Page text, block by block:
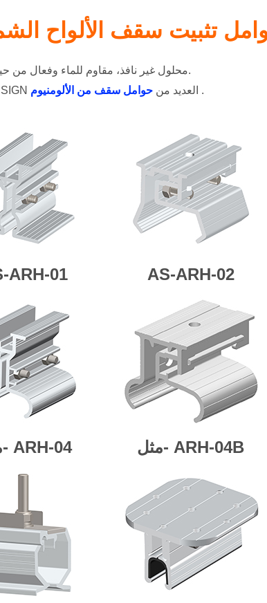
تثبيت سقف الألواح
محلول غير نافذ، مقاوم للماء وفعال من حيث التكلفة.
لدى ART SIGN العديد من .
ARH-01 AS-ARH-02
مثل- ARH-04 مثل- ARH-04B